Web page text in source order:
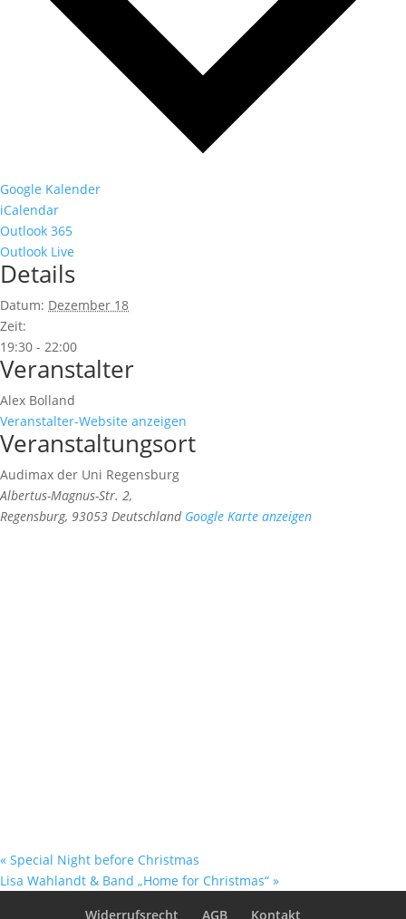
Google Kalender
iCalendar
Outlook 365
Outlook Live
Details
Datum: Dezember 18
Zeit:
19:30 - 22:00
Veranstalter
Alex Bolland
Veranstalter-Website anzeigen
Veranstaltungsort
Audimax der Uni Regensburg
Albertus-Magnus-Str. 2,
Regensburg, 93053 Deutschland Google Karte anzeigen
« Special Night before Christmas
Lisa Wahlandt & Band „Home for Christmas“ »
Widerrufsrecht
AGB Kontakt